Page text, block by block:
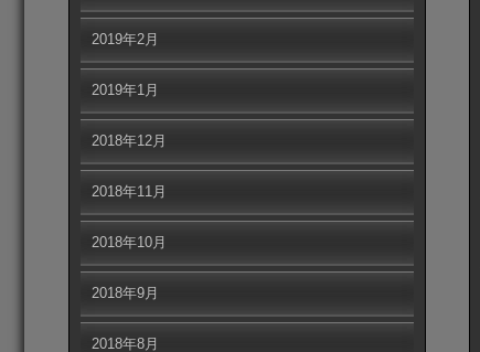
2019年2月
2019年1月
2018年12月
2018年11月
2018年10月
2018年9月
2018年8月